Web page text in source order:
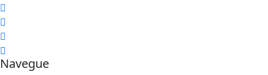
Navegue